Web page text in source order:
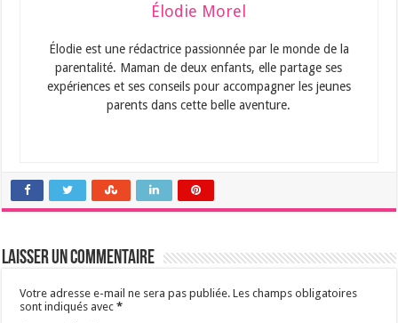
Élodie Morel
Élodie est une rédactrice passionnée par le monde de la
parentalité. Maman de deux enfants, elle partage ses
expériences et ses conseils pour accompagner les jeunes
parents dans cette belle aventure.
Laisser un commentaire
Votre adresse e-mail ne sera pas publiée. Les champs obligatoires
sont indiqués avec*